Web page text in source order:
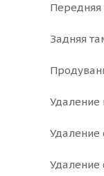
Передняя
Задняя
Удаление
Удаление
Удаление